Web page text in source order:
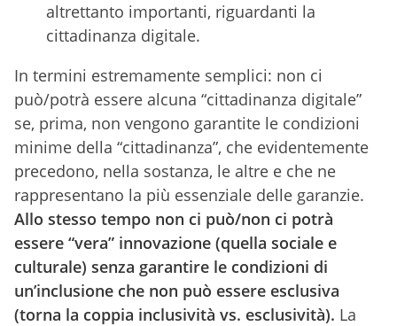
altrettanto importanti, riguardanti la
cittadinanza digitale.
In termini estremamente semplici: non ci
può/potrà essere alcuna “cittadinanza digitale”
se, prima, non vengono garantite le condizioni
minime della “cittadinanza”, che evidentemente
precedono, nella sostanza, le altre e che ne
rappresentano la più essenziale delle garanzie.
Allo stesso tempo non ci può/non ci potrà
essere “vera” innovazione (quella sociale e
culturale) senza garantire le condizioni di
un’inclusione che non può essere esclusiva
(torna la coppia inclusività vs. esclusività). La